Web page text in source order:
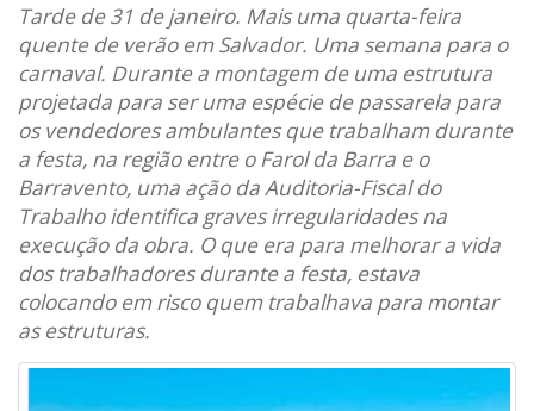
Tarde de 31 de janeiro. Mais uma quarta-feira
quente de verão em Salvador. Uma semana para o
carnaval. Durante a montagem de uma estrutura
projetada para ser uma espécie de passarela para
os vendedores ambulantes que trabalham durante
a festa, na região entre o Farol da Barra e o
Barravento, uma ação da Auditoria-Fiscal do
Trabalho identifica graves irregularidades na
execução da obra. O que era para melhorar a vida
dos trabalhadores durante a festa, estava
colocando em risco quem trabalhava para montar
as estruturas.